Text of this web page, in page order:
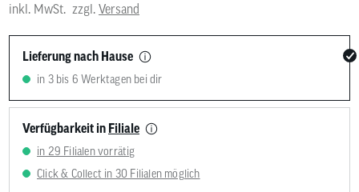
inkl. MwSt. zzgl. Versand
Lieferung nach Hause
in 3 bis 6 Werktagen bei dir
Verfügbarkeit in Filiale
in 29 Filialen vorrätig
Click & Collect in 30 Filialen möglich